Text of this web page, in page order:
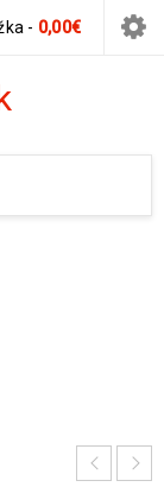
- 0,00€